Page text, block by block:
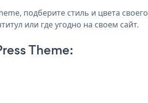
подберите стиль и цвета
или где угодно на своем сайт.
Theme: